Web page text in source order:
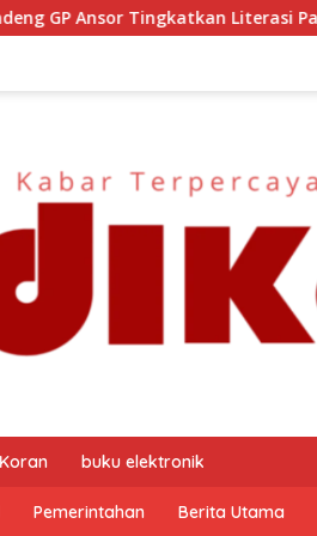
Literasi Pajak dan Kepatuhan UMKM
buku elektronik
Pemerintahan Berita Utama